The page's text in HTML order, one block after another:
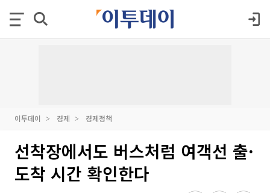
이투데이 경제 경제정책
선착장에서도 버스처럼 여객선 출·
도착 시간 확인한다